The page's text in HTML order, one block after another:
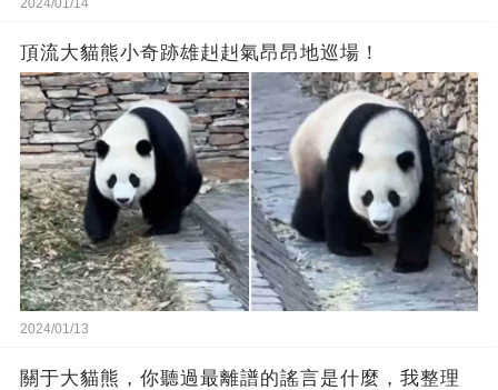
頂流大貓熊小奇跡雄赳赳氣昂昂地巡場！
2024/01/13
關于大貓熊，你聽過最離譜的謠言是什麼，我整理